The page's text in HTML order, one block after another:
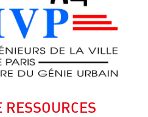
RESSOURCES